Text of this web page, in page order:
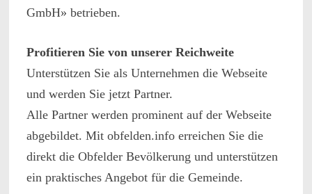
GmbH» betrieben.
Profitieren Sie von unserer Reichweite
Unterstützen Sie als Unternehmen die Webseite
und werden Sie jetzt Partner.
Alle Partner werden prominent auf der Webseite
abgebildet. Mit obfelden.info erreichen Sie die
direkt die Obfelder Bevölkerung und unterstützen
ein praktisches Angebot für die Gemeinde.